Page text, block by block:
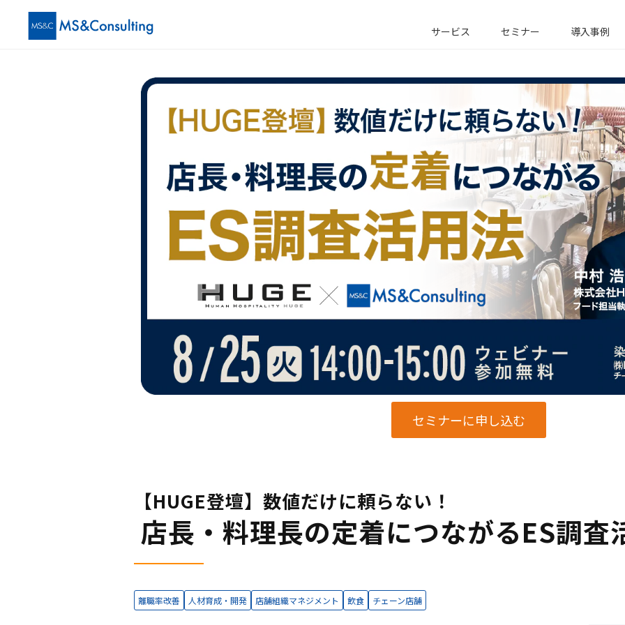
サービス セミナー 導入事例
セミナーに申し込む
【HUGE登壇】数値だけに頼らない！
店長・料理長の定着につながるES調査
離職率改善 人材育成・開発 店舗組織マネジメント 飲食 チェーン店舗